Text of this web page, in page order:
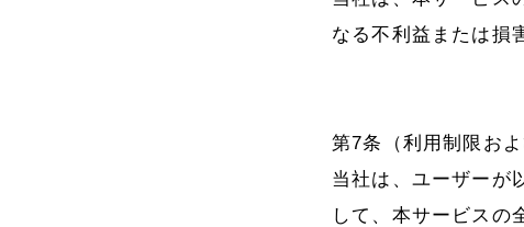
なる不利益または損
第7条（利用制限およ
当社は、ユーザーが
して、本サービスの